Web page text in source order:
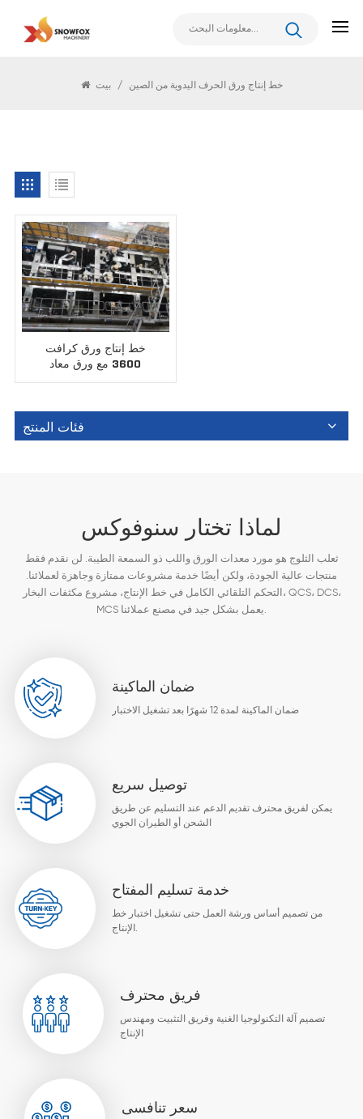
بيت / خط إنتاج ورق الحرف اليدوية من الصين
خط إنتاج ورق كرافت
3600 مع ورق معاد
فئات المنتج
لماذا تختار سنوفوكس
ثعلب الثلوج هو مورد معدات الورق واللب ذو السمعة الطيبة. لن نقدم فقط
منتجات عالية الجودة، ولكن أيضًا خدمة مشروعات ممتازة وجاهزة لعملائنا.
التحكم التلقائي الكامل في خط الإنتاج، مشروع مكثفات البخار، QCS، DCS،
MCS يعمل بشكل جيد في مصنع عملائنا.
ضمان الماكينة
ضمان الماكينة لمدة 12 شهرًا بعد تشغيل الاختبار
توصيل سريع
يمكن لفريق محترف تقديم الدعم عند التسليم عن طريق
الشحن أو الطيران الجوي
خدمة تسليم المفتاح
من تصميم أساس ورشة العمل حتى تشغيل اختبار خط
الإنتاج.
فريق محترف
تصميم آلة التكنولوجيا الغنية وفريق التثبيت ومهندس
الإنتاج
سعر تنافسى